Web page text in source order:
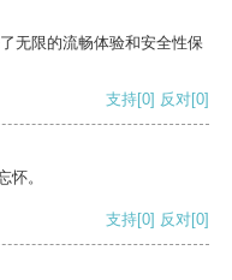
无限的流畅体验和安全性保
支持[0] 反对[0]
怀。
支持[0] 反对[0]